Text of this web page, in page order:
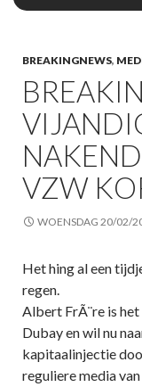
BREAKINGNEWS,
VZW
WOENSDAG 20/02/
Het hing al een
regen.
Albert FrÃ¨re is
Dubay en wil nu
kapitaalinjectie
reguliere media